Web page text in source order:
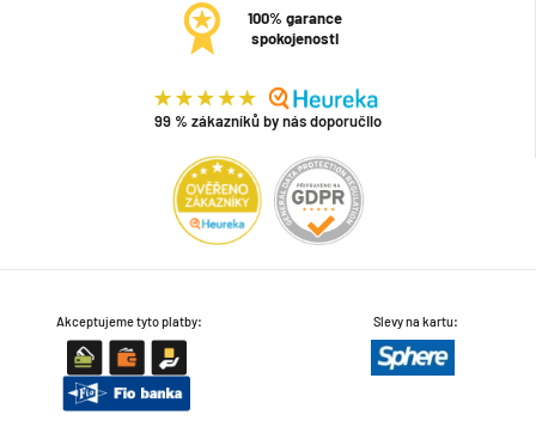
100% garance
spokojenosti
99 % zákazníků by nás doporučilo
Akceptujeme tyto platby: Slevy na kartu: